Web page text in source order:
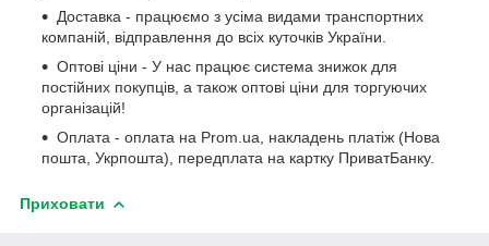
Доставка - працюємо з усіма видами транспортних
компаній, відправлення до всіх куточків України.
Оптові ціни - У нас працює система знижок для
постійних покупців, а також оптові ціни для торгуючих
організацій!
Оплата - оплата на Prom.ua, накладень платіж (Нова
пошта, Укрпошта), передплата на картку ПриватБанку.
Приховати